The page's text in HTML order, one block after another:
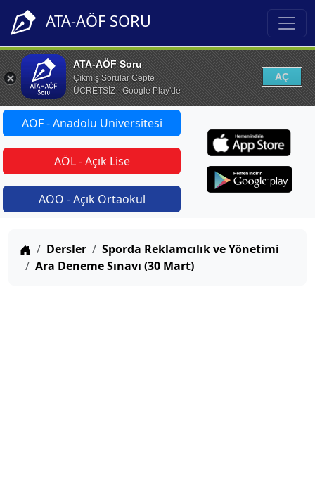
ATA-AÖF SORU
ATA-AÖF Soru
Çıkmış Sorular Cepte
ÜCRETSİZ - Google Play'de
AÇ
AÖF - Anadolu Üniversitesi
AÖL - Açık Lise
AÖO - Açık Ortaokul
Anasayfa
Dersler
Sporda Reklamcılık ve Yönetimi
Ara Deneme Sınavı (30 Mart)